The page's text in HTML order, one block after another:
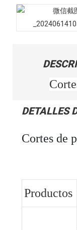
DETALLES
Cortes de
Productos